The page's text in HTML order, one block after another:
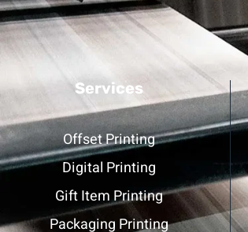
Services
Offset Printing
Digital Printing
Gift Item Printing
Packaging Printing